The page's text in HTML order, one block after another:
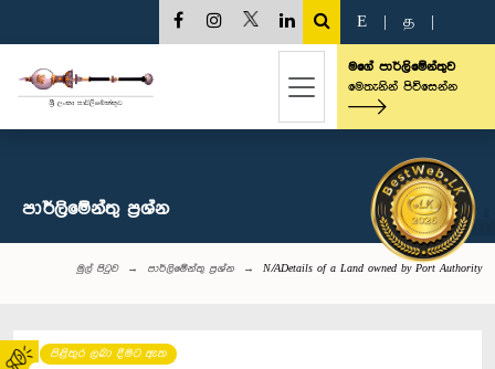
E த
මගේ පාර්ලිමේන්තුව
මෙතැනින් පිවිසෙන්න
පාර්ලි‌මේන්තු‌ ප්‍රශ්න
මුල් පිටුව පාර්ලි‌මේන්තු‌ ප්‍රශ්න N/ADetails of a Land owned by Port Authority
පිළිතුර ලබා දීමට ඇත